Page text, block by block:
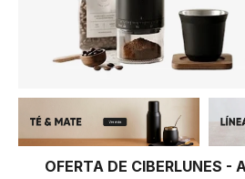
OFERTA DE CIBERLUNES -